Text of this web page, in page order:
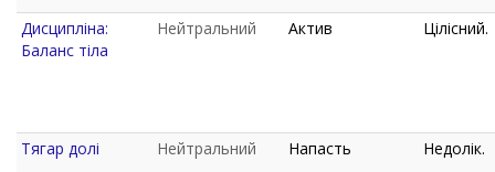
Дисципліна:
Баланс тіла
Нейтральний Актив Цілісний.
Тягар долі Нейтральний Напасть Недолік.